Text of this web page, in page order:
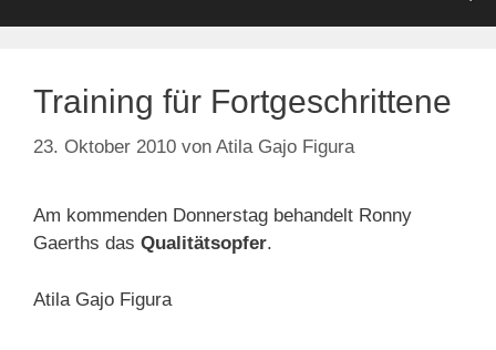
Training für Fortgeschrittene
23. Oktober 2010 von Atila Gajo Figura
Am kommenden Donnerstag behandelt Ronny
Gaerths das Qualitätsopfer.
Atila Gajo Figura